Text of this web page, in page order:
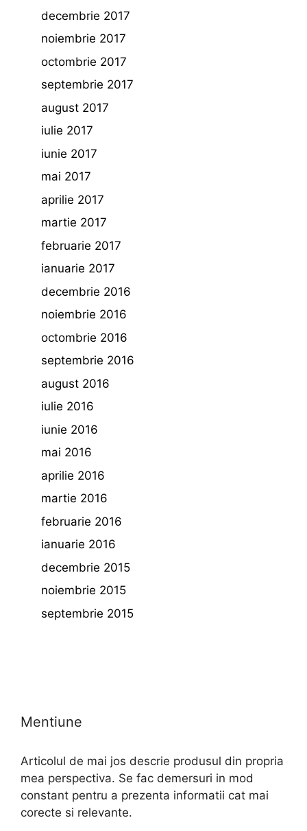
decembrie 2017
noiembrie 2017
octombrie 2017
septembrie 2017
august 2017
iulie 2017
iunie 2017
mai 2017
aprilie 2017
martie 2017
februarie 2017
ianuarie 2017
decembrie 2016
noiembrie 2016
octombrie 2016
septembrie 2016
august 2016
iulie 2016
iunie 2016
mai 2016
aprilie 2016
martie 2016
februarie 2016
ianuarie 2016
decembrie 2015
noiembrie 2015
septembrie 2015
Mentiune
Articolul de mai jos descrie produsul din propria
mea perspectiva. Se fac demersuri in mod
constant pentru a prezenta informatii cat mai
corecte si relevante.